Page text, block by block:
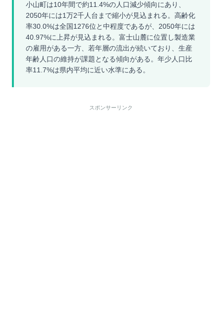
小山町は10年間で約11.4%の人口減少傾向にあり、
2050年には1万2千人台まで縮小が見込まれる。高齢化
率30.0%は全国1276位と中程度であるが、2050年には
40.97%に上昇が見込まれる。富士山麓に位置し製造業
の雇用がある一方、若年層の流出が続いており、生産
年齢人口の維持が課題となる傾向がある。年少人口比
率11.7%は県内平均に近い水準にある。
スポンサーリンク